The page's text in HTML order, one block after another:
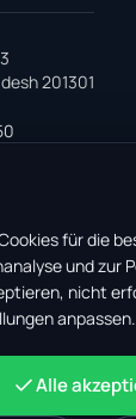
201301
für die
und zur
nicht
anpassen.
Alle